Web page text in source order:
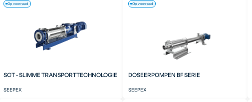
SCT - SLIMME TRANSPORTTECHNOLOGIE
SEEPEX
Op voorraad
DOSEERPOMPEN BF SERIE
SEEPEX
Op voorraad